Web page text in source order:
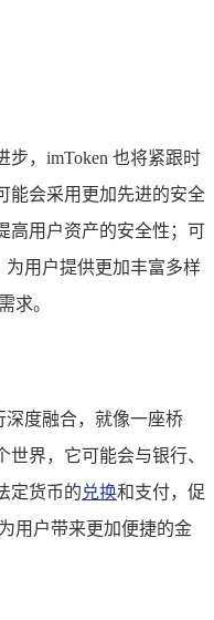
步，imToken 也将紧跟时
能会采用更加先进的安全
高用户资产的安全性；可
用户提供更加丰富多样
求。
深度融合，就像一座桥
界，它可能会与银行、
定货币的兑换和支付，促
用户带来更加便捷的金